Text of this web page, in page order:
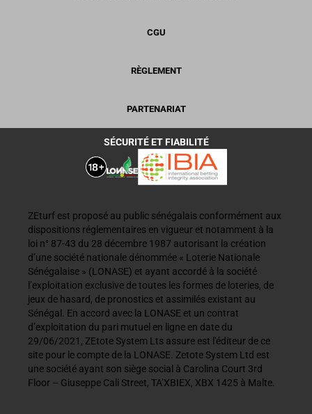
CGU
RÈGLEMENT
PARTENARIAT
SÉCURITÉ ET FIABILITÉ
ZEturf est proposé au public sénégalais conformément aux
dispositions réglementaires en vigueur et notamment à la
loi n° 87-43 du 28 décembre 1987 autorisant la création
d’une société nationale dénommée « Loterie Nationale
Sénégalaise » (LONASE) et ayant accordé à la société
l’exploitation exclusive de toutes les formes de loteries, de
jeux de hasard, de pronostics et assimilés existant au
Sénégal. En accord avec la LONASE et un contrat
d’exploitation du pari mutuel en ligne en date du
29/06/2021, ZEtote System Lts assure est l'éditeur de ce
site pour le compte de la LONASE. Zetote System Ltd est
une société ayant son siège social à Carolina Court 3rd
Floor – Giuseppe Cali Street, TA’XBIEX, XBX 1425 à Malte.